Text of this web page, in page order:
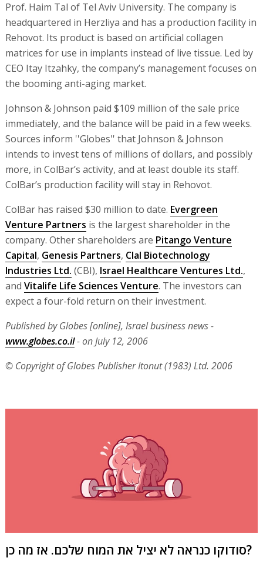
Prof. Haim Tal of Tel Aviv University. The company is
headquartered in Herzliya and has a production facility in
Rehovot. Its product is based on artificial collagen
matrices for use in implants instead of live tissue. Led by
CEO Itay Itzahky, the company’s management focuses on
the booming anti-aging market.
Johnson & Johnson paid $109 million of the sale price
immediately, and the balance will be paid in a few weeks.
Sources inform ''Globes'' that Johnson & Johnson
intends to invest tens of millions of dollars, and possibly
more, in ColBar’s activity, and at least double its staff.
ColBar’s production facility will stay in Rehovot.
ColBar has raised $30 million to date. Evergreen
Venture Partners is the largest shareholder in the
company. Other shareholders are Pitango Venture
Capital, Genesis Partners, Clal Biotechnology
Industries Ltd. (CBI), Israel Healthcare Ventures Ltd.,
and Vitalife Life Sciences Venture. The investors can
expect a four-fold return on their investment.
Published by Globes [online], Israel business news -
www.globes.co.il- on July 12, 2006
© Copyright of Globes Publisher Itonut (1983) Ltd. 2006
סודוקו כנראה לא יציל את המוח שלכם. אז מה כן?